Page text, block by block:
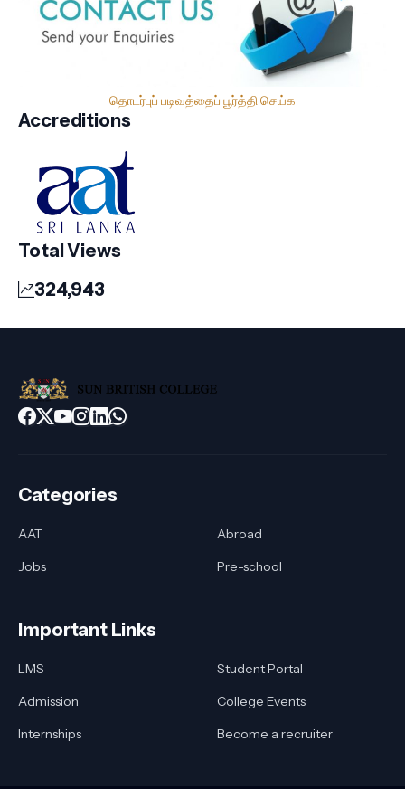
தொடர்புப் படிவத்தைப் பூர்த்தி செய்க
Accreditions
Total Views
324,943
Categories
AAT
Abroad
Jobs
Pre-school
Important Links
LMS
Student Portal
Admission
College Events
Internships
Become a recruiter